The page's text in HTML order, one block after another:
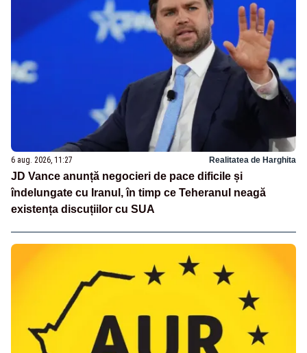
6 aug. 2026, 11:27 Realitatea de Harghita
JD Vance anunță negocieri de pace dificile și
îndelungate cu Iranul, în timp ce Teheranul neagă
existența discuțiilor cu SUA